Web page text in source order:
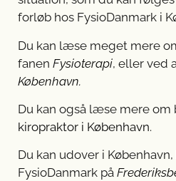
forløb hos FysioDanmark i
Du kan læse meget mere
fanen Fysioterapi, eller ved
København.
Du kan også læse mere om
kiropraktor i København.
Du kan udover i
FysioDanmark på